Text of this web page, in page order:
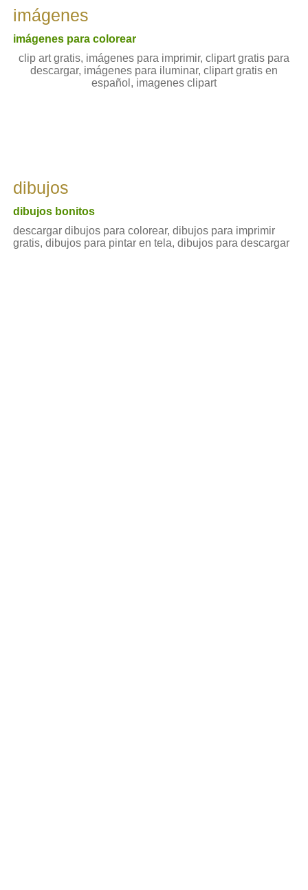
imágenes
imágenes para colorear
clip art gratis, imágenes para imprimir, clipart gratis para
descargar, imágenes para iluminar, clipart gratis en
español, imagenes clipart
dibujos
dibujos bonitos
descargar dibujos para colorear, dibujos para imprimir
gratis, dibujos para pintar en tela, dibujos para descargar